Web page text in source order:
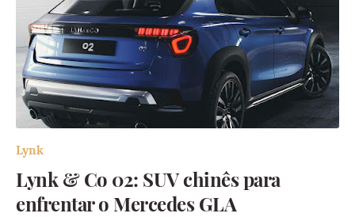
Lynk
Lynk & Co 02: SUV chinês para
enfrentar o Mercedes GLA